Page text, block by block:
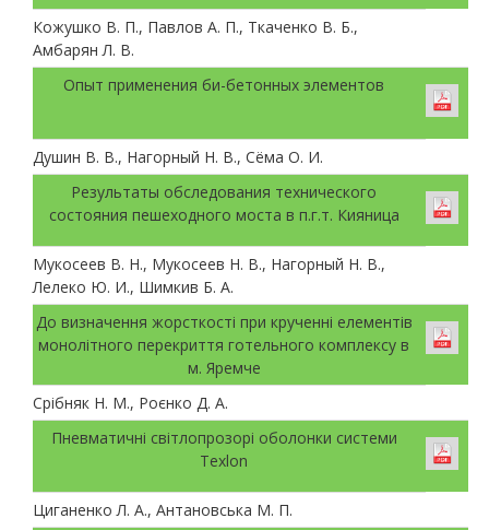
Кожушко В. П., Павлов А. П., Ткаченко В. Б.,
Амбарян Л. В.
Опыт применения би-бетонных элементов
Душин В. В., Нагорный Н. В., Сёма О. И.
Результаты обследования технического
состояния пешеходного моста в п.г.т. Кияница
Мукосеев В. Н., Мукосеев Н. В., Нагорный Н. В.,
Лелеко Ю. И., Шимкив Б. А.
До визначення жорсткості при крученні елементів
монолітного перекриття готельного комплексу в
м. Яремче
Срiбняк Н. М., Роєнко Д. А.
Пневматичні світлопрозорі оболонки системи
Texlon
Циганенко Л. А., Антановська М. П.